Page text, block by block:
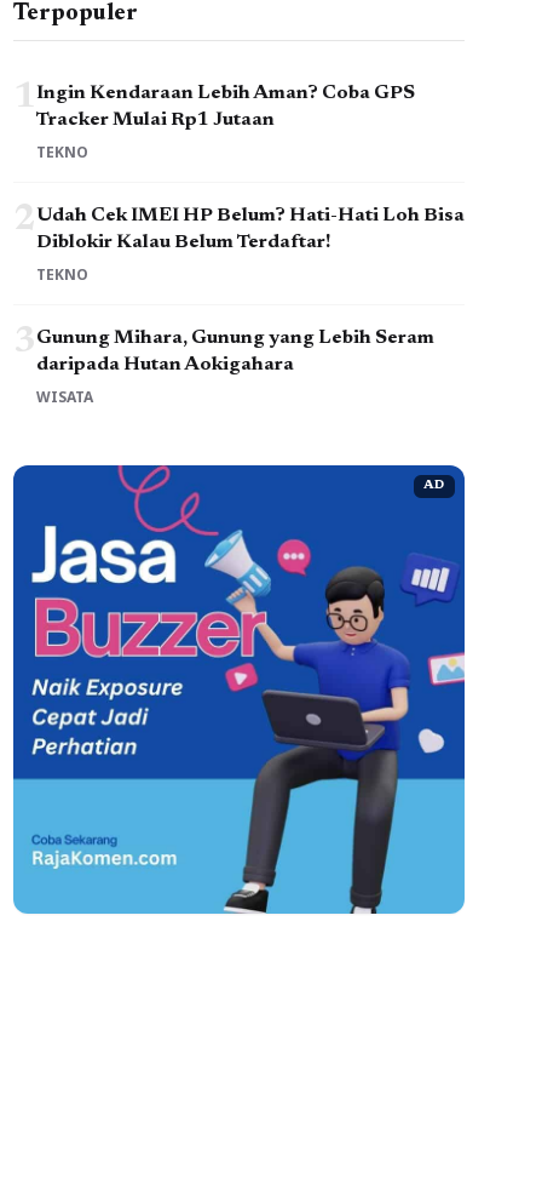
Terpopuler
1Ingin Kendaraan Lebih Aman? Coba GPS
Tracker Mulai Rp1 Jutaan
TEKNO
2Udah Cek IMEI HP Belum? Hati-Hati Loh Bisa
Diblokir Kalau Belum Terdaftar!
TEKNO
3Gunung Mihara, Gunung yang Lebih Seram
daripada Hutan Aokigahara
WISATA
AD